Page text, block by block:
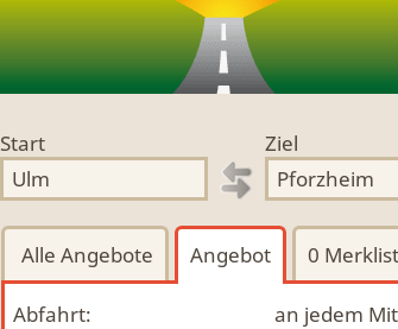
Start
Ziel
Alle Angebote Angebot 0
Abfahrt:
an jedem